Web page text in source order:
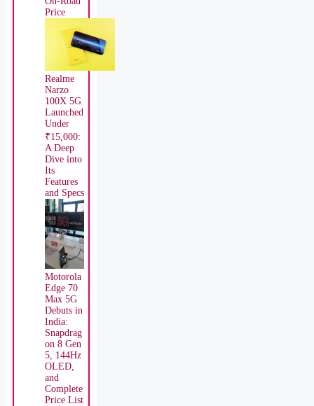
Price
Realme
Narzo
100X 5G
Launched
Under
₹15,000:
A Deep
Dive into
Its
Features
and Specs
Motorola
Edge 70
Max 5G
Debuts in
India:
Snapdrag
on 8 Gen
5, 144Hz
OLED,
and
Complete
Price List